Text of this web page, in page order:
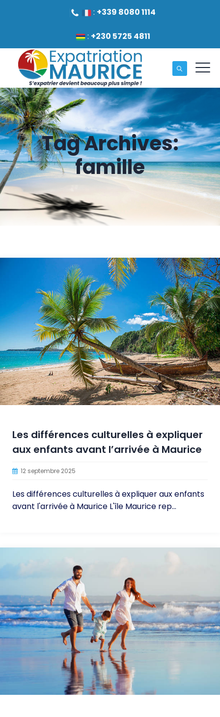
: +339 8080 1114
: +230 5725 4811
Tag Archives:
famille
Les différences culturelles à expliquer
aux enfants avant l’arrivée à Maurice
12 septembre 2025
Les différences culturelles à expliquer aux enfants
avant l'arrivée à Maurice L'île Maurice rep...